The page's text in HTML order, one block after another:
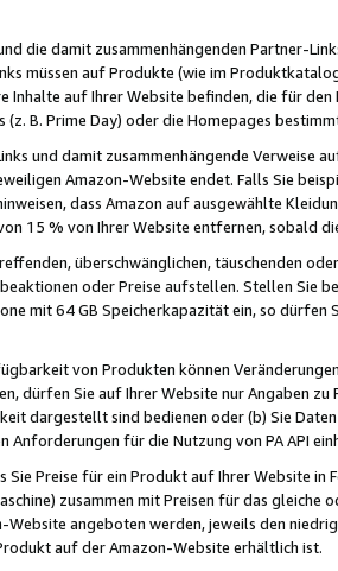
die damit zusammenhängenden Partner-
müssen auf Produkte (wie im
Inhalte auf Ihrer Website befinden, die für
(z. B. Prime Day) oder die Homepages
und damit zusammenhängende
Amazon-Website endet. Falls Sie
dass Amazon auf ausgewählte
15 % von Ihrer Website entfernen, sobald
überschwänglichen, täuschenden
oder Preise aufstellen. Stellen Sie
mit 64 GB Speicherkapazität ein, so dürfen
von Produkten können
dürfen Sie auf Ihrer Website nur Angaben
dargestellt sind bedienen oder (b) Sie
Anforderungen für die Nutzung von PA API
Sie Preise für ein Produkt auf Ihrer Website
zusammen mit Preisen für das
angeboten werden, jeweils den
auf der Amazon-Website erhältlich ist.